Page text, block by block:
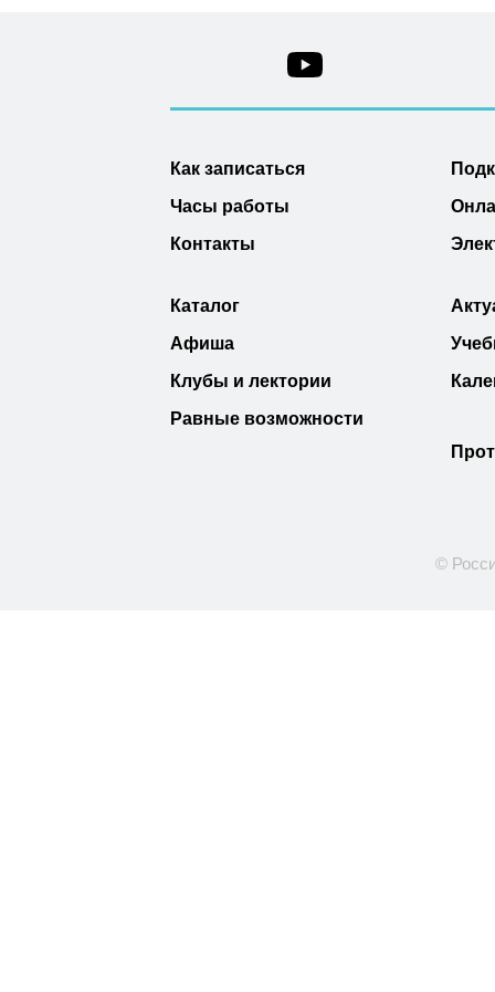
Как записаться
Часы работы
Контакты
Каталог
Афиша
Клубы и лектории
Равные возможности
©